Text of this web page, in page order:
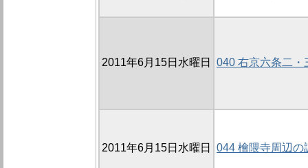
2011年6月15日水曜日 040 右京六条二・
2011年6月15日水曜日 044 檜隈寺周辺の